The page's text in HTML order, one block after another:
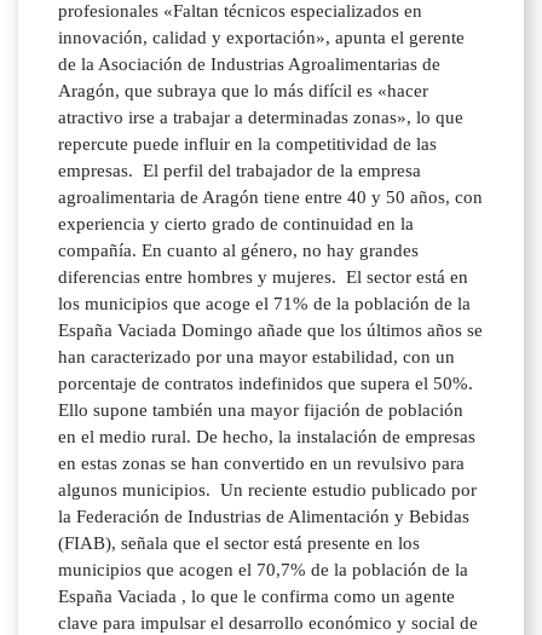
profesionales «Faltan técnicos especializados en
innovación, calidad y exportación», apunta el gerente
de la Asociación de Industrias Agroalimentarias de
Aragón, que subraya que lo más difícil es «hacer
atractivo irse a trabajar a determinadas zonas», lo que
repercute puede influir en la competitividad de las
empresas. El perfil del trabajador de la empresa
agroalimentaria de Aragón tiene entre 40 y 50 años, con
experiencia y cierto grado de continuidad en la
compañía. En cuanto al género, no hay grandes
diferencias entre hombres y mujeres. El sector está en
los municipios que acoge el 71% de la población de la
España Vaciada Domingo añade que los últimos años se
han caracterizado por una mayor estabilidad, con un
porcentaje de contratos indefinidos que supera el 50%.
Ello supone también una mayor fijación de población
en el medio rural. De hecho, la instalación de empresas
en estas zonas se han convertido en un revulsivo para
algunos municipios. Un reciente estudio publicado por
la Federación de Industrias de Alimentación y Bebidas
(FIAB), señala que el sector está presente en los
municipios que acogen el 70,7% de la población de la
España Vaciada , lo que le confirma como un agente
clave para impulsar el desarrollo económico y social de